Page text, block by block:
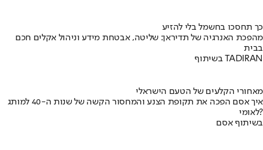
כך תחסכו בחשמל בלי להזיע
מהפכת האנרגיה של תדיראן: שליטה, אבטחת מידע וניהול אקלים חכם
בבית
בשיתוף TADIRAN
מאחורי הקלעים של הטעם הישראלי
איך אסם הפכה את תקופת הצנע והמחסור הקשה של שנות ה-40 למותג
לאומי?
בשיתוף אסם